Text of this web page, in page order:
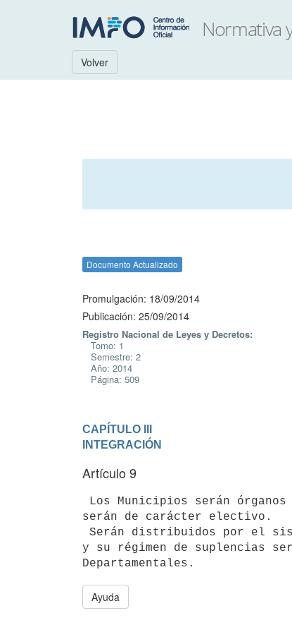
Volver
Documento Actualizado
Promulgación: 18/09/2014
Publicación: 25/09/2014
Registro Nacional de Leyes y Decretos:
Tomo: 1
Semestre: 2
Año: 2014
Página: 509
CAPÍTULO III
INTEGRACIÓN
Artículo 9
serán de carácter electivo.
y su régimen de suplencias
Departamentales.
Ayuda